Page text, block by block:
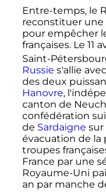
Entre-temps, le
reconstituer une
pour empêcher
françaises. Le 11
Saint-
Russie s'allie
des deux
Hanovre,
canton de
confédération
de Sardaigne sur
évacuation de la
troupes
France par une
Royaume-Uni
an par manche